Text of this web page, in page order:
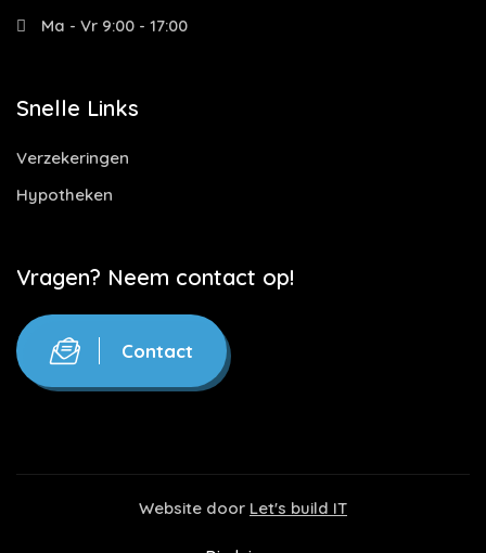
Ma - Vr 9:00 - 17:00
Snelle Links
Verzekeringen
Hypotheken
Vragen? Neem contact op!
Contact
Website door Let's build IT